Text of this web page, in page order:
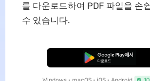
를 다운로드하여 PDF 파일을 손
수 있습니다.
무료로 다운로드